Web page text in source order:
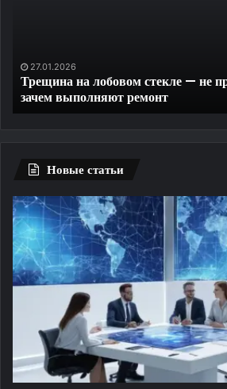
как
зачем
выполняют
27.01.2026
Трещина на лобовом стекле — не
зачем выполняют ремонт
Новые статьи